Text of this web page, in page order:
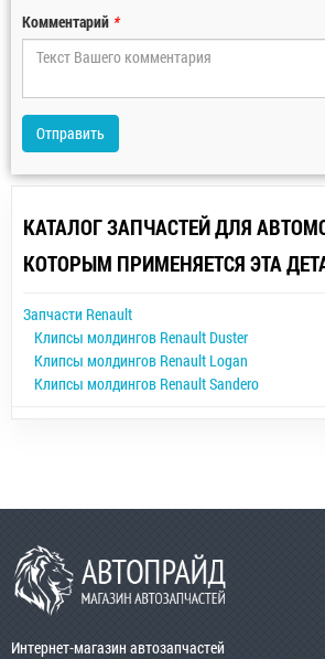
Комментарий *
Отправить
КАТАЛОГ ЗАПЧАСТЕЙ ДЛЯ
КОТОРЫМ ПРИМЕНЯЕТСЯ ЭТА
Запчасти Renault
Клипсы молдингов Renault Duster
Клипсы молдингов Renault Logan
Клипсы молдингов Renault Sandero
Интернет-магазин автозапчастей